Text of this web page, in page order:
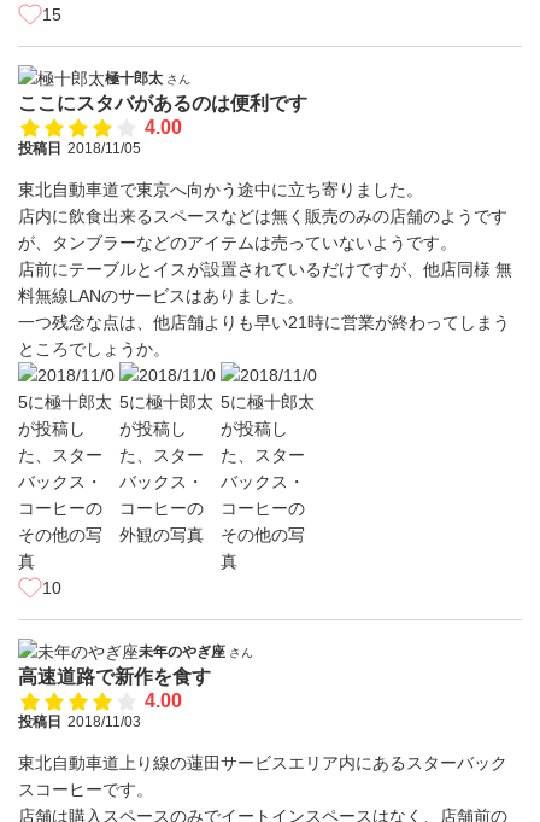
15
極十郎太 さん
ここにスタバがあるのは便利です
4.00
投稿日 2018/11/05
東北自動車道で東京へ向かう途中に立ち寄りました。
店内に飲食出来るスペースなどは無く販売のみの店舗のようです
が、タンブラーなどのアイテムは売っていないようです。
店前にテーブルとイスが設置されているだけですが、他店同様 無
料無線LANのサービスはありました。
一つ残念な点は、他店舗よりも早い21時に営業が終わってしまう
ところでしょうか。
10
未年のやぎ座 さん
高速道路で新作を食す
4.00
投稿日 2018/11/03
東北自動車道上り線の蓮田サービスエリア内にあるスターバック
スコーヒーです。
店舗は購入スペースのみでイートインスペースはなく、店舗前の